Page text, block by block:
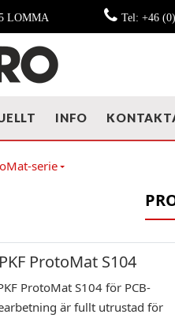
LOMMA Tel: +46
INFO
serie
ProtoMat S104
ProtoMat S104 för PCB-
är fullt utrustad för